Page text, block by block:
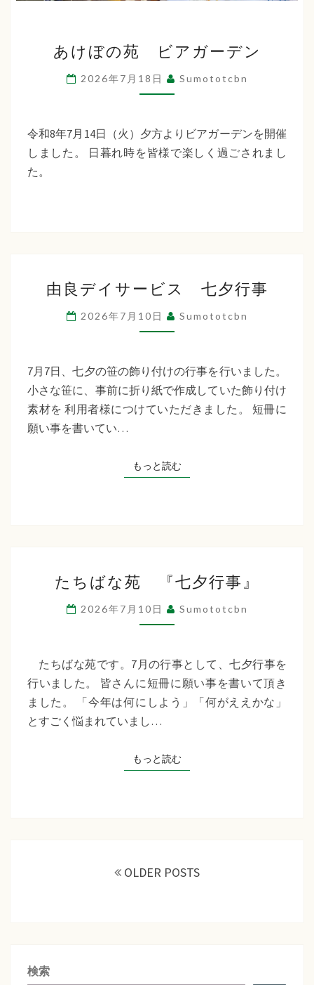
け
ぼ
の
ビ
ア
あけぼの苑 ビアガーデン
2026年7月18日 Sumototcbn
令和8年7月14日（火）夕方よりビアガーデンを開催
しました。 日暮れ時を皆様で楽しく過ごされまし
た。
良
デ
イ
ー
ビ
ス
行
事
由良デイサービス 七夕行事
2026年7月10日 Sumototcbn
7月7日、七夕の笹の飾り付けの行事を行いました。
小さな笹に、事前に折り紙で作成していた飾り付け
素材を 利用者様につけていただきました。 短冊に
願い事を書いてい…
もっと読むもっと読む
ち
ば
な
『七
夕
行
たちばな苑 『七夕行事』
2026年7月10日 Sumototcbn
たちばな苑です。7月の行事として、七夕行事を
行いました。 皆さんに短冊に願い事を書いて頂き
ました。 「今年は何にしよう」「何がええかな」
とすごく悩まれていまし…
もっと読むもっと読む
OLDER POSTS
検索